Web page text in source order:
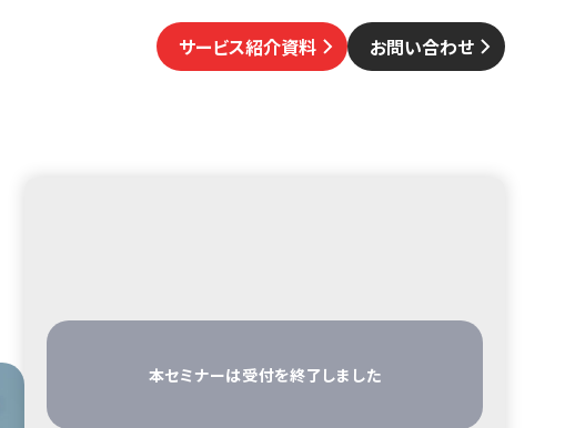
サービス紹介資料 お問い合わせ
本セミナーは受付を終了しました